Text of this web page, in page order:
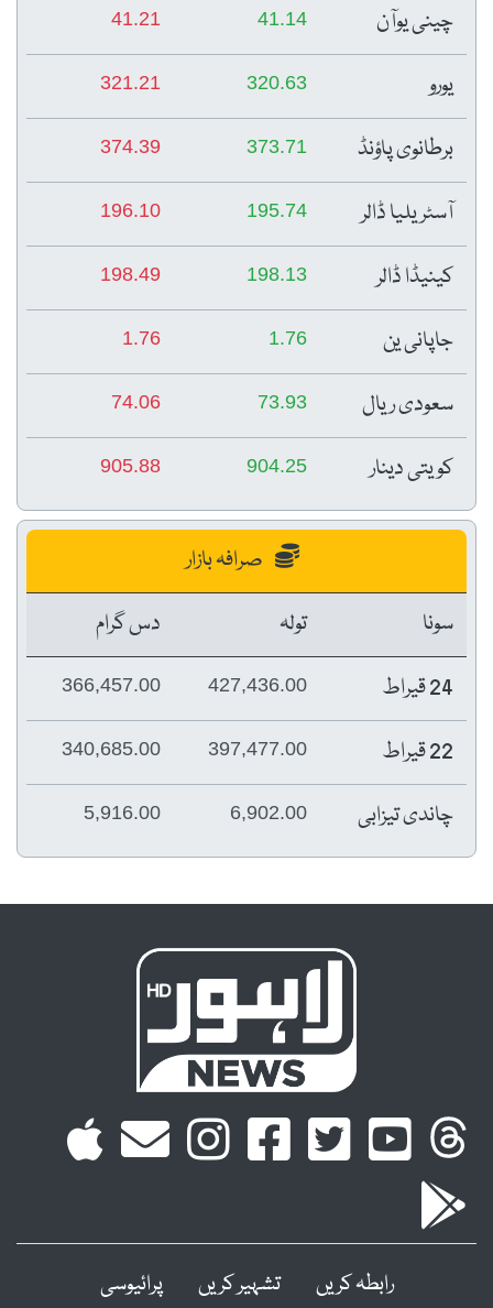
چینی یوآن
41.14
41.21
یورو 320.63
321.21
برطانوی پاؤنڈ 373.71
374.39
آسٹریلیا ڈالر 195.74
196.10
کینیڈا ڈالر 198.13
198.49
جاپانی ین 1.76
1.76
سعودی ریال 73.93
74.06
کویتی دینار 904.25
905.88
صرافہ بازار
سونا
تولہ
دس گرام
24 قیراط
427,436.00
366,457.00
22 قیراط 397,477.00
340,685.00
چاندی تیزابی 6,902.00
5,916.00
رابطہ کریں تشہیر کریں پرائیوسی